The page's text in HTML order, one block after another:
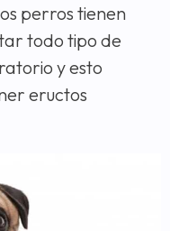
perros tienen
todo tipo de
y esto
eructos